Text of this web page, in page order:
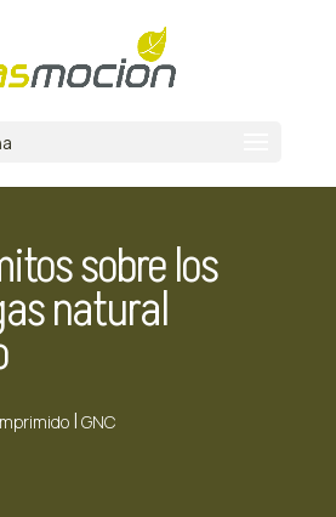
sobre los
natural
| GNC